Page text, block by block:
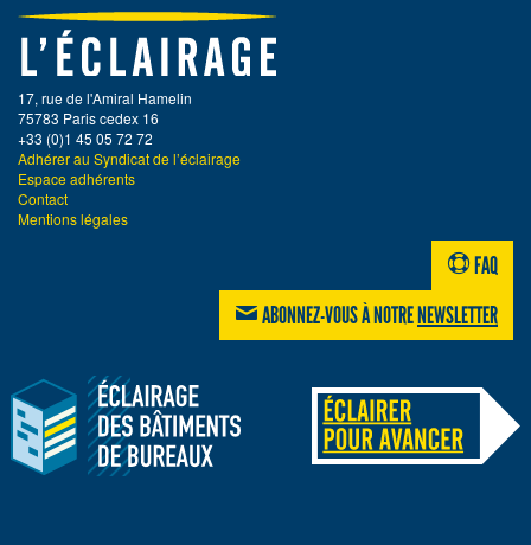
17, rue de l'Amiral Hamelin
75783 Paris cedex 16
+33 (0)1 45 05 72 72
Adhérer au Syndicat de l’éclairage
Espace adhérents
Contact
Mentions légales
FAQ
ABONNEZ-VOUS À NOTRENEWSLETTER